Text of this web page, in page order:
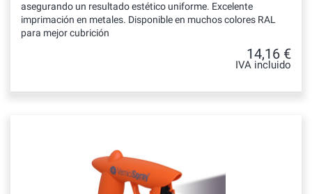
asegurando un resultado estético uniforme. Excelente
imprimación en metales. Disponible en muchos colores RAL
para mejor cubrición
14,16 €
IVA incluido